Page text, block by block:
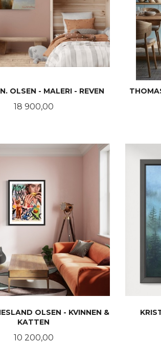
OLSEN - MALERI - REVEN
Pris
18 900,00
OLSEN - KVINNEN &
KATTEN
Pris
10 200,00